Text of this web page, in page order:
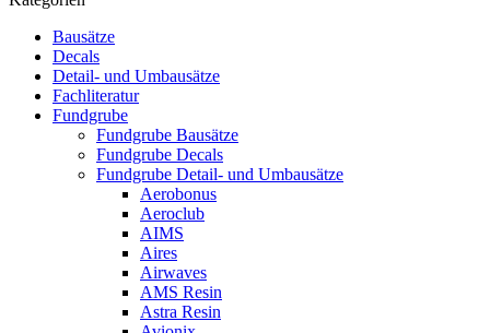
Bausätze
Decals
Detail- und Umbausätze
Fachliteratur
Fundgrube
Fundgrube Bausätze
Fundgrube Decals
Fundgrube Detail- und Umbausätze
Aerobonus
Aeroclub
AIMS
Aires
Airwaves
AMS Resin
Astra Resin